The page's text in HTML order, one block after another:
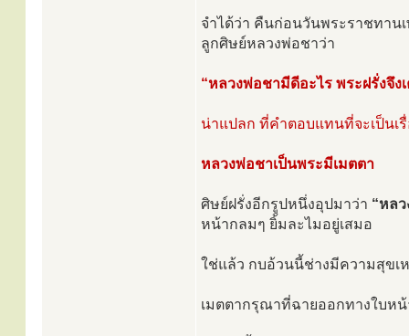
จำได้ว่า คืนก่อนวันพระราชทาน
ลูกศิษย์หลวงพ่อชาว่า
“หลวงพ่อชามีดีอะไร พระฝรั่งจึง
น่าแปลก ที่คำตอบแทนที่จะเป็นเ
หลวงพ่อชาเป็นพระมีเมตตา
ศิษย์ฝรั่งอีกรูปหนึ่งอุปมาว่า “หล
หน้ากลมๆ ยิ้มละไมอยู่เสมอ
ใช่แล้ว กบอ้วนนี้ช่างมีความสุขเ
เมตตากรุณาที่ฉายออกทางใบห